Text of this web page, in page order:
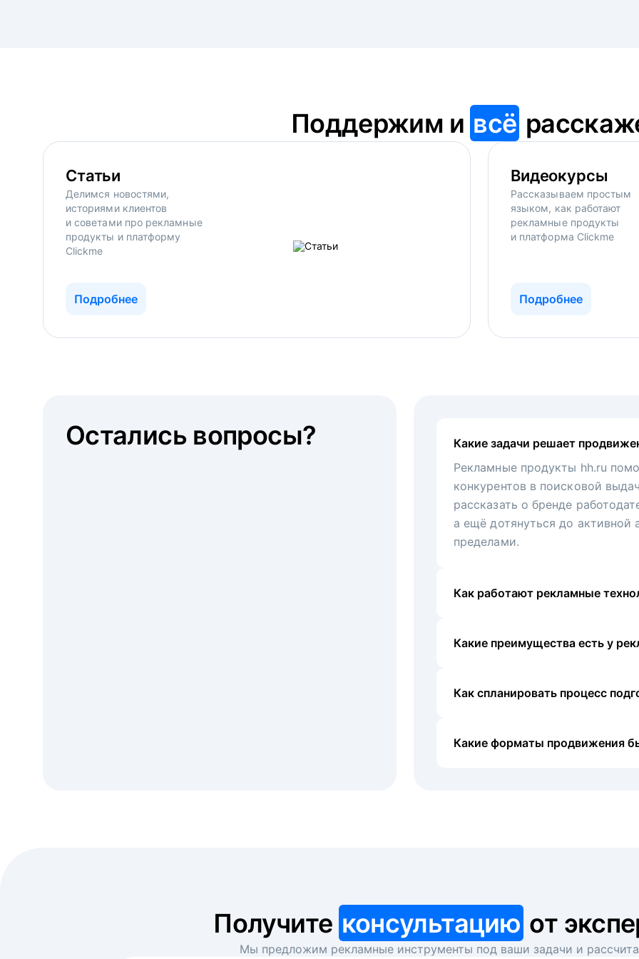
Поддержим и всё
Статьи
Делимся новостями,
историями клиентов
и советами про рекламные
продукты и платформу
Clickme
Подробнее
Видеокурсы
Рассказываем простым
языком, как работают
рекламные продукты
и платформа Clickme
Подробнее
Какие задачи решает
Рекламные продукты hh.ru
конкурентов в поисковой
рассказать о бренде
а ещё дотянуться до активной
пределами.
Как работают рекламные
Какие преимущества есть у
Как спланировать процесс
Какие форматы продвижения
Остались вопросы?
Получите консультацию от
Мы предложим рекламные инструменты под ваши задачи и